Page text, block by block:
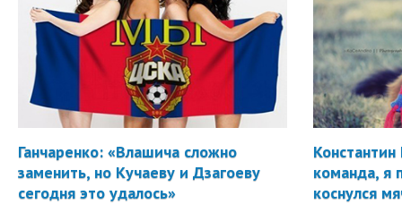
Ганчаренко: «Влашича сложно
заменить, но Кучаеву и Дзагоеву
сегодня это удалось»
Константин
команда, я
коснулся